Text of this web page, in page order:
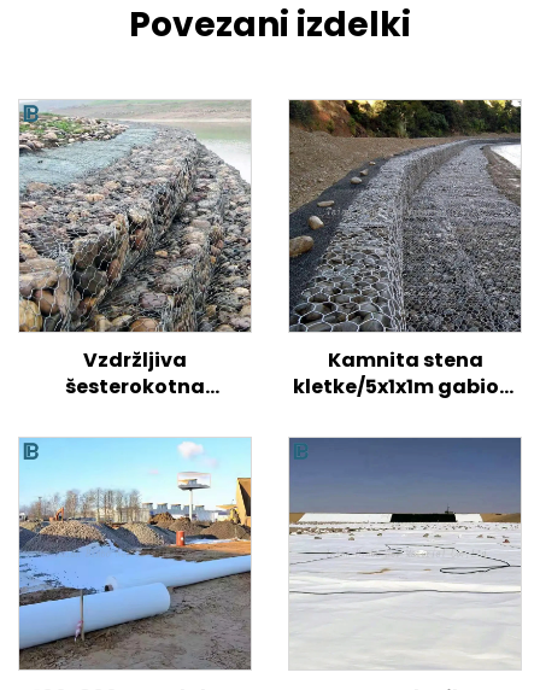
Povezani izdelki
Vzdržljiva
šesterokotna
košara, tkana zvita
mrežasta gabionska
škatla za podporne
stene, nadzor erozije
Kamnita stena
kletke/5x1x1m gabioni
gabionska škatla vel